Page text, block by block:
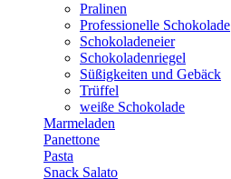
Pralinen
Professionelle Schokolade
Schokoladeneier
Schokoladenriegel
Süßigkeiten und Gebäck
Trüffel
weiße Schokolade
Marmeladen
Panettone
Pasta
Snack Salato